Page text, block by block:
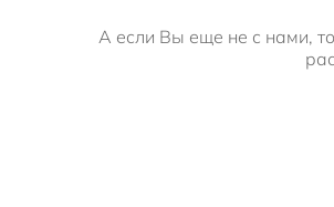
А если Вы еще не с нами,